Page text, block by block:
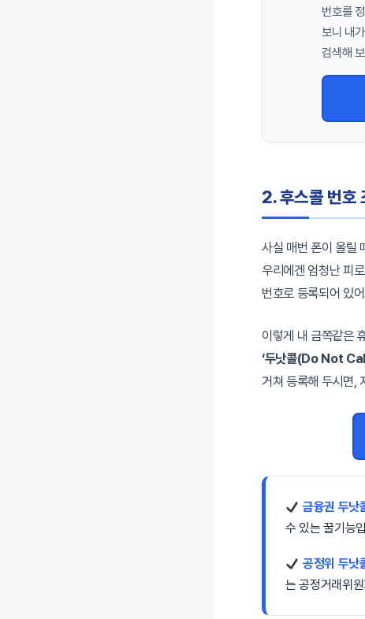
번호를
보니 내
검색해
2. 후스콜 번호
사실 매번 폰이 울릴
우리에겐 엄청난 피
번호로 등록되어 있
이렇게 내 금쪽같은
‘두낫콜(Do Not
거쳐 등록해 두시면,
금융권 두낫
수 있는 꿀기능
공정위 두낫
는 공정거래위